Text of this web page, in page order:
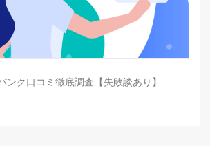
ンク口コミ徹底調査【失敗談あり】